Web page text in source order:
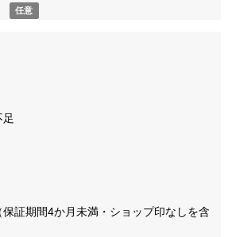
任意
証期間4か月未満・ショップ印なしを含